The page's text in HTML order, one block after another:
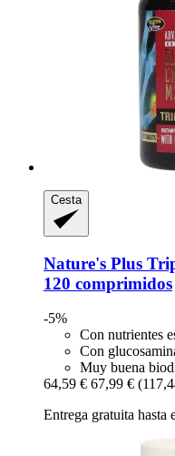
Cesta
Nature's Plus
120 comprimidos
-5%
Con nutrientes
Con
Muy buena
64,59 € 67,99 €
Entrega gratuita hasta